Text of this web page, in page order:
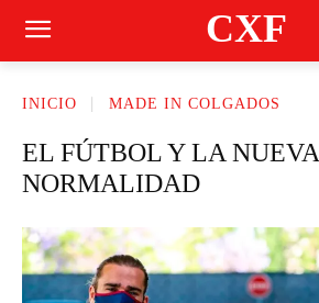
CXF
INICIO MADE IN COLGADOS
EL FÚTBOL Y LA NUEVA
NORMALIDAD